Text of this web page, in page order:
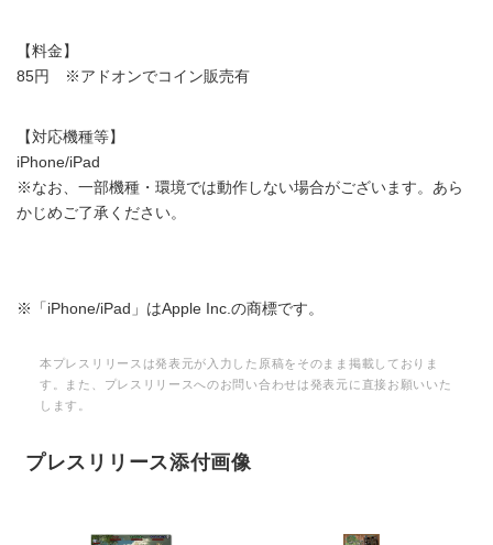
【料金】
85円 ※アドオンでコイン販売有
【対応機種等】
iPhone/iPad
※なお、一部機種・環境では動作しない場合がございます。あら
かじめご了承ください。
※「iPhone/iPad」はApple Inc.の商標です。
本プレスリリースは発表元が入力した原稿をそのまま掲載しておりま
す。また、プレスリリースへのお問い合わせは発表元に直接お願いいた
します。
プレスリリース添付画像